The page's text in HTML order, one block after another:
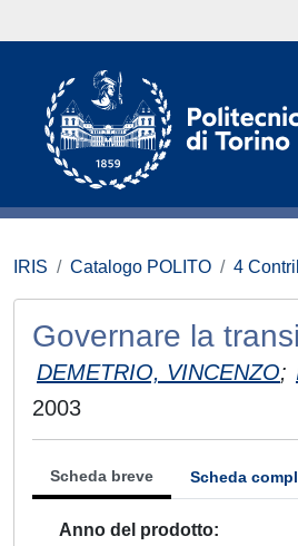
IRIS Catalogo POLITO 4
Governare la
DEMETRIO, VINCENZO;
2003
Scheda breve Scheda
Anno del prodotto